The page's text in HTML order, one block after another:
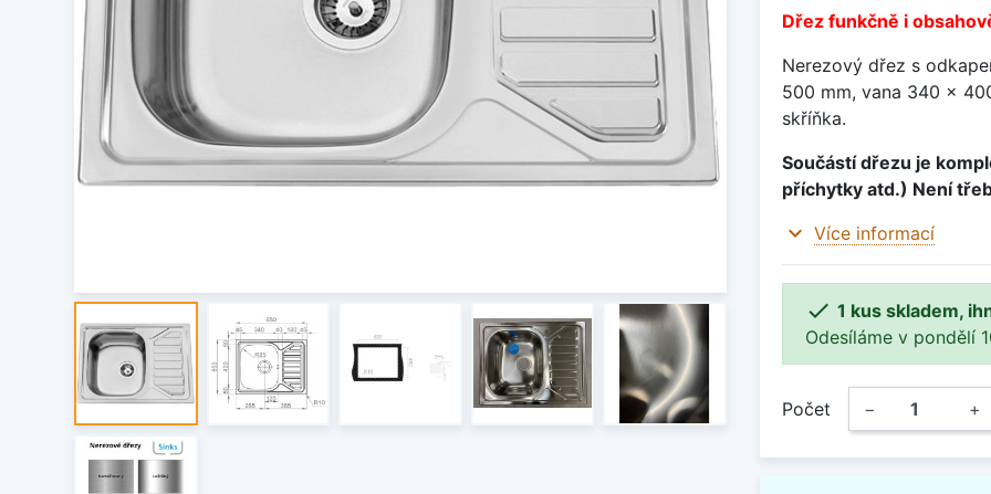
Dřez funkčně i
Nerezový dřez s
500 mm, vana 340 x
skříňka.
Součástí dřezu je
příchytky atd.) Není
expand_more Více informací
 1 kus skladem,
Odesíláme v pondělí
Počet − +